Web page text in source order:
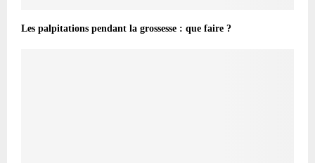
Les palpitations pendant la grossesse : que faire ?